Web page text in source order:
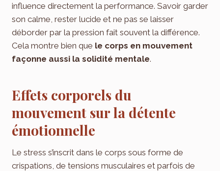
influence directement la performance. Savoir garder
son calme, rester lucide et ne pas se laisser
déborder par la pression fait souvent la différence.
Cela montre bien que le corps en mouvement
façonne aussi la solidité mentale.
Effets corporels du
mouvement sur la détente
émotionnelle
Le stress s’inscrit dans le corps sous forme de
crispations, de tensions musculaires et parfois de